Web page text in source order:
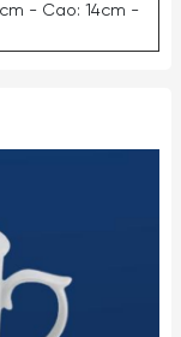
- Cao: 14cm -